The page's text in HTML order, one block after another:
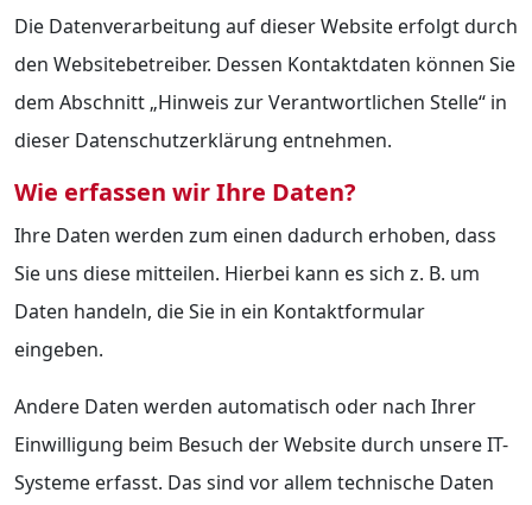
Die Datenverarbeitung auf dieser Website erfolgt durch
den Websitebetreiber. Dessen Kontaktdaten können Sie
dem Abschnitt „Hinweis zur Verantwortlichen Stelle“ in
dieser Datenschutzerklärung entnehmen.
Wie erfassen wir Ihre Daten?
Ihre Daten werden zum einen dadurch erhoben, dass
Sie uns diese mitteilen. Hierbei kann es sich z. B. um
Daten handeln, die Sie in ein Kontaktformular
eingeben.
Andere Daten werden automatisch oder nach Ihrer
Einwilligung beim Besuch der Website durch unsere IT-
Systeme erfasst. Das sind vor allem technische Daten